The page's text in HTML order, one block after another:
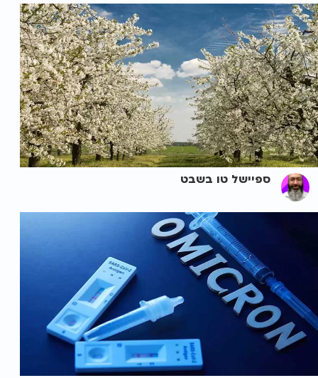
ספיישל טו בשבט